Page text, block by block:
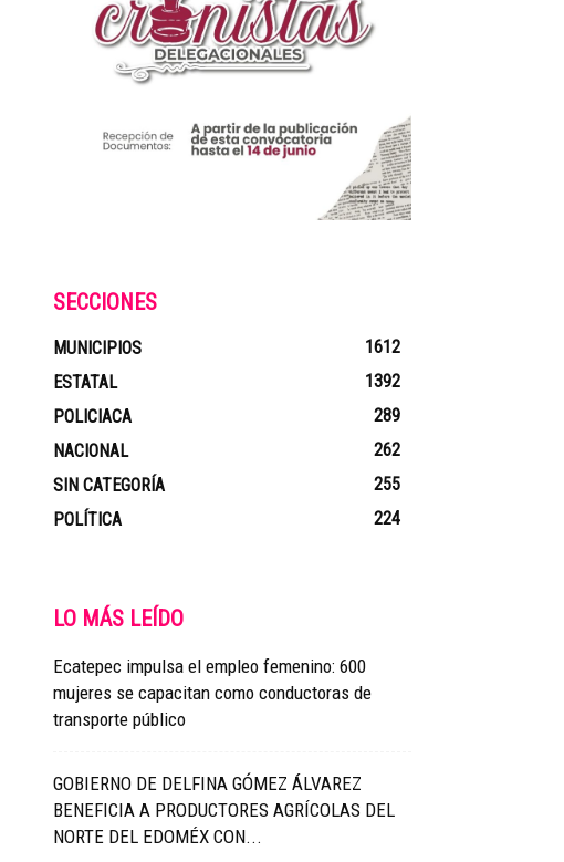
SECCIONES
MUNICIPIOS
1612
ESTATAL
1392
POLICIACA
289
NACIONAL
262
SIN CATEGORÍA
255
POLÍTICA
224
LO MÁS LEÍDO
Ecatepec impulsa el empleo femenino: 600
mujeres se capacitan como conductoras de
transporte público
GOBIERNO DE DELFINA GÓMEZ ÁLVAREZ
BENEFICIA A PRODUCTORES AGRÍCOLAS DEL
NORTE DEL EDOMÉX CON...